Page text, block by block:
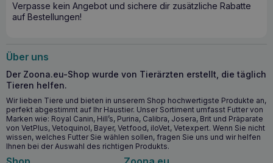
Verpasse kein Angebot und sichere dir zusätzliche Rabatte
auf Bestellungen!
Über uns
Der Zoona.eu-Shop wurde von Tierärzten erstellt, die täglich
Tieren helfen.
Wir lieben Tiere und bieten in unserem Shop hochwertigste Produkte an,
perfekt abgestimmt auf Ihr Haustier. Unser Sortiment umfasst Futter von
Marken wie: Royal Canin, Hill’s, Purina, Calibra, Josera, Brit und Präparate
von VetPlus, Vetoquinol, Bayer, Vetfood, iloVet, Vetexpert. Wenn Sie nicht
wissen, welches Futter Sie wählen sollen, fragen Sie uns und wir helfen
Ihnen bei der Auswahl des richtigen Produkts.